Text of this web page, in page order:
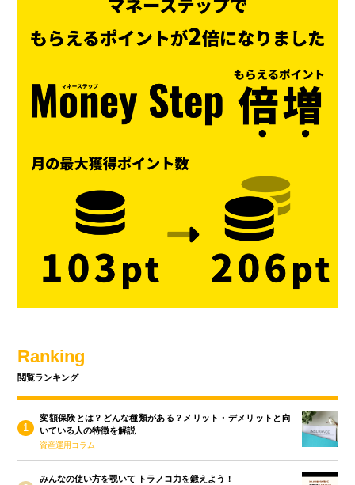
Ranking
閲覧ランキング
変額保険とは？どんな種類がある？メリット・デメリットと向
いている人の特徴を解説
資産運用コラム
みんなの使い方を覗いて トラノコ力を鍛えよう！